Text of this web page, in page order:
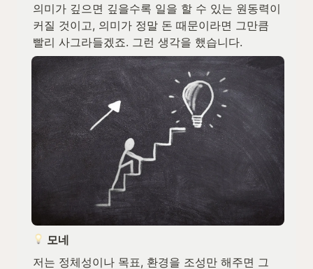
의미가 깊으면 깊을수록 일을 할 수 있는 원동력이
커질 것이고, 의미가 정말 돈 때문이라면 그만큼
빨리 사그라들겠죠. 그런 생각을 했습니다.
모네
저는 정체성이나 목표, 환경을 조성만 해주면 그